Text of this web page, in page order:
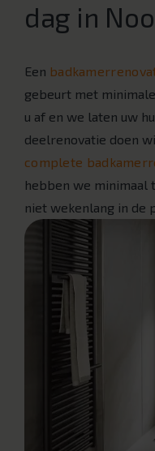
dag in
Een
gebeurt met
u af en we laten uw
deelrenovatie doen
complete
hebben we minimaal
niet wekenlang in de